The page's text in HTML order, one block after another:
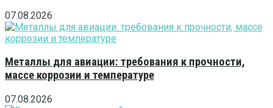
07.08.2026
Металлы для авиации: требования к прочности,
массе коррозии и температуре
07.08.2026